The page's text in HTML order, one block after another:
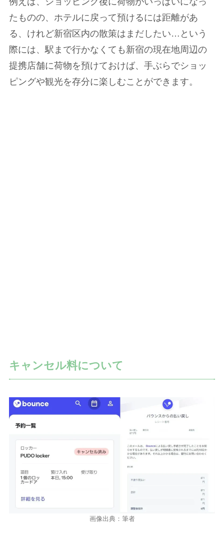
たものの、ホテルに戻って預けるには距離があ
る、けれど新宿区内の散策はまだしたい…という
際には、駅まで行かなくても新宿の現在地周辺の
提携店舗に荷物を預けておけば、手ぶらでショッ
ピングや観光を存分に楽しむことができます。
キャンセル料について
画像出典：筆者